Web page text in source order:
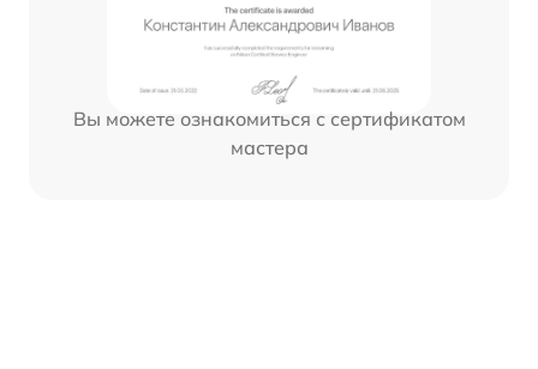
Вы можете ознакомиться с сертификатом
мастера